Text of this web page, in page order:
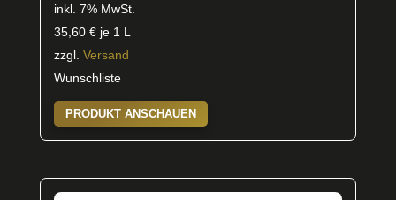
inkl. 7% MwSt.
35,60 €je 1 L
zzgl. Versand
Wunschliste
PRODUKT ANSCHAUEN